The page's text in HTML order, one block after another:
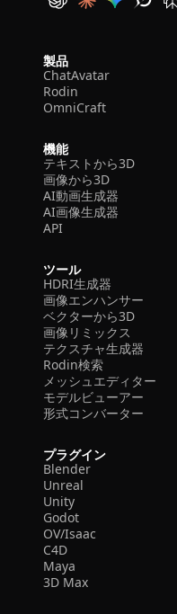
製品
ChatAvatar
Rodin
OmniCraft
機能
テキストから3D
画像から3D
AI動画生成器
AI画像生成器
API
ツール
HDRI生成器
画像エンハンサー
ベクターから3D
画像リミックス
テクスチャ生成器
Rodin検索
メッシュエディター
モデルビューアー
形式コンバーター
プラグイン
Blender
Unreal
Unity
Godot
OV/Isaac
C4D
Maya
3D Max